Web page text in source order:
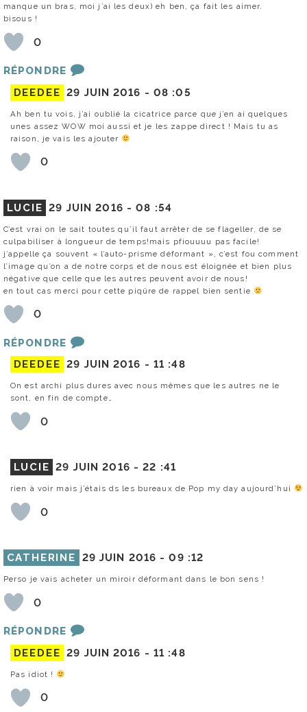
manque un bras, moi j’ai les deux) eh ben, ça fait les aimer.
bisous !
0
RÉPONDRE
DEEDEE 29 JUIN 2016 - 08 :05
Ah ben tu vois, j’ai oublié la cicatrice parce que j’en ai quelques
unes assez WOW moi aussi et je les zappe direct ! Mais tu as
raison, je vais les ajouter
0
LUCIE 29 JUIN 2016 -08 :54
C’est vrai on le sait toutes qu’il faut arrêter de se flageller, de se
culpabiliser à longueur de temps!mais pfiouuuu pas facile!
j’appelle ça souvent « l’auto-prisme déformant », c’est fou comment
l’image qu’on a de notre corps et de nous est éloignée et bien plus
négative que celle que les autres peuvent avoir de nous!
en tout cas merci pour cette piqûre de rappel bien sentie
0
RÉPONDRE
DEEDEE 29 JUIN 2016 - 11 :48
On est archi plus dures avec nous mêmes que les autres ne le
sont, en fin de compte…
0
LUCIE 29 JUIN 2016 -22 :41
rien à voir mais j’étais ds les bureaux de Pop my day aujourd’hui
0
CATHERINE 29 JUIN 2016 -09 :12
Perso je vais acheter un miroir déformant dans le bon sens !
0
RÉPONDRE
DEEDEE 29 JUIN 2016 - 11 :48
Pas idiot !
0